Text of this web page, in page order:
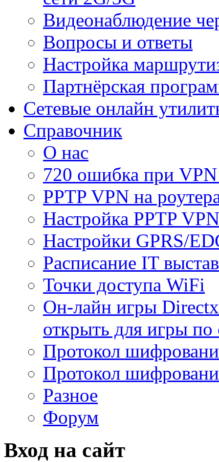
Видеонаблюдение
Вопросы и ответы
Настройка
Партнёрская
Сетевые онлайн
Справочник
О нас
720 ошибка при
PPTP VPN на
Настройка PPTP
Настройки GPRS/
Расписание IT
Точки доступа WiFi
Он-лайн игры
открыть для игры по
Протокол
Протокол
Разное
Форум
Вход на сайт